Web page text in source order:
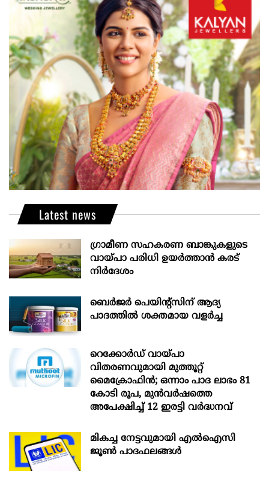
Latest news
ഗ്രാമീണ സഹകരണ ബാങ്കുകളുടെ
വായ്പാ പരിധി ഉയർത്താൻ കരട്
നിർദേശം
ബെർജർ പെയിന്റ്സിന് ആദ്യ
പാദത്തിൽ ശക്തമായ വളർച്ച
റെക്കോർഡ് വായ്പാ
വിതരണവുമായി മുത്തൂറ്റ്
മൈക്രോഫിൻ; ഒന്നാം പാദ ലാഭം 81
കോടി രൂപ, മുൻവർഷത്തെ
അപേക്ഷിച്ച് 12 ഇരട്ടി വർദ്ധനവ്
മികച്ച നേട്ടവുമായി എൽഐസി
ജൂൺ പാദഫലങ്ങൾ